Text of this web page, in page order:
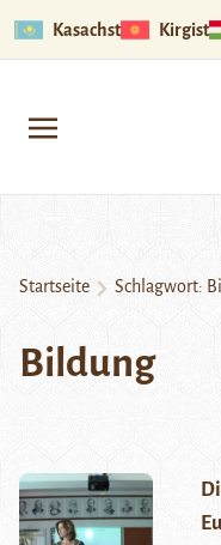
Kasachstan
Startseite Schlagwort:
Bildung